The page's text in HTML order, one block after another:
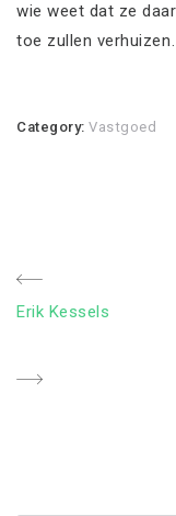
wie weet dat ze
toe zullen verhuizen.
Category:Vastgoed
Bericht
Previous
Erik Kessels